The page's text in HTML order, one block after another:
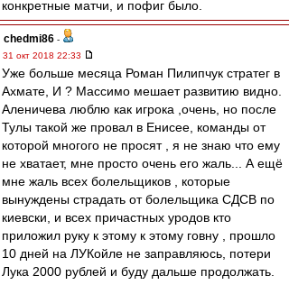
конкретные матчи, и пофиг было.
chedmi86 -
31 окт 2018 22:33
Уже больше месяца Роман Пилипчук стратег в
Ахмате, И ? Массимо мешает развитию видно.
Аленичева люблю как игрока ,очень, но после
Тулы такой же провал в Енисее, команды от
которой многого не просят , я не знаю что ему
не хватает, мне просто очень его жаль... А ещё
мне жаль всех болельщиков , которые
вынуждены страдать от болельщика СДСВ по
киевски, и всех причастных уродов кто
приложил руку к этому к этому говну , прошло
10 дней на ЛУКойле не заправляюсь, потери
Лука 2000 рублей и буду дальше продолжать.